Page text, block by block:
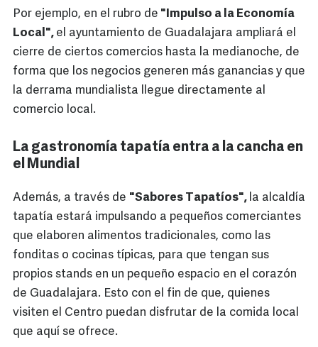
Por ejemplo, en el rubro de "Impulso a la Economía
Local", el ayuntamiento de Guadalajara ampliará el
cierre de ciertos comercios hasta la medianoche, de
forma que los negocios generen más ganancias y que
la derrama mundialista llegue directamente al
comercio local.
La gastronomía tapatía entra a la cancha en
el Mundial
Además, a través de "Sabores Tapatíos", la alcaldía
tapatía estará impulsando a pequeños comerciantes
que elaboren alimentos tradicionales, como las
fonditas o cocinas típicas, para que tengan sus
propios stands en un pequeño espacio en el corazón
de Guadalajara. Esto con el fin de que, quienes
visiten el Centro puedan disfrutar de la comida local
que aquí se ofrece.